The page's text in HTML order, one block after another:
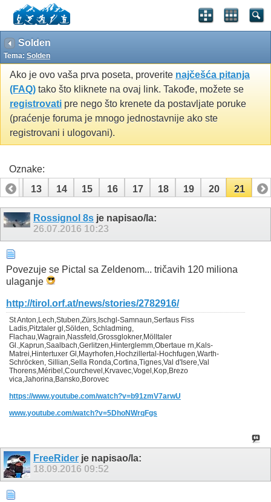
Solden
Tema: Solden
Ako je ovo vaša prva poseta, proverite najčešća pitanja
(FAQ) tako što kliknete na ovaj link. Takođe, možete se
registrovati pre nego što krenete da postavljate poruke
(praćenje foruma je mnogo jednostavnije ako ste
registrovani i ulogovani).
Oznake:
12
13 14 15 16 17 18 19 20 21
Rossignol 8s je napisao/la:
26.07.2016 10:23
Povezuje se Pictal sa Zeldenom... tričavih 120 miliona
ulaganje
http://tirol.orf.at/news/stories/2782916/
St Anton,Lech,Stuben,Zürs,Ischgl-Samnaun,Serfaus Fiss
Ladis,Pitztaler gl,Sölden, Schladming,
Flachau,Wagrain,Nassfeld,Grossglokner,Mölltaler
Gl.,Kaprun,Saalbach,Gerlitzen,Hinterglemm,Obertaue rn,Kals-
Matrei,Hintertuxer Gl,Mayrhofen,Hochzillertal-Hochfugen,Warth-
Schröcken, Sillian,Sella Ronda,Cortina,Tignes,Val d'Isere,Val
Thorens,Méribel,Courchevel,Krvavec,Vogel,Kop,Brezo
vica,Jahorina,Bansko,Borovec
https://www.youtube.com/watch?v=b91zmV7arwU
www.youtube.com/watch?v=5DhoNWrqFgs
FreeRider je napisao/la:
18.09.2016 09:52